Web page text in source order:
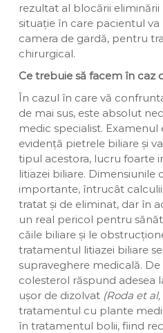
rezultat al blocării
situație în care pacientul
camera de gardă, pentru
chirurgical.
Ce trebuie să facem în caz
În cazul în care vă
de mai sus, este absolut
medic specialist.
evidență pietrele biliare și
tipul acestora, lucru foarte
litiazei biliare. Dimensiunile
importante, întrucât
tratat și de eliminat, dar în
un real pericol pentru
căile biliare și le
tratamentul litiazei biliare
supraveghere medicală.
colesterol răspund adesea
ușor de dizolvat (Roda et al,
tratamentul cu plante
în tratamentul bolii, fiind